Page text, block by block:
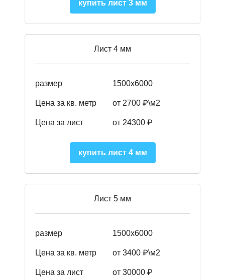
купить лист 3 мм
Лист 4 мм
размер 1500х6000
Цена за кв. метр от 2700 ₽\м2
Цена за лист от 24300 ₽
купить лист 4 мм
Лист 5 мм
размер 1500х6000
Цена за кв. метр от 3400 ₽\м2
Цена за лист от 30000 ₽